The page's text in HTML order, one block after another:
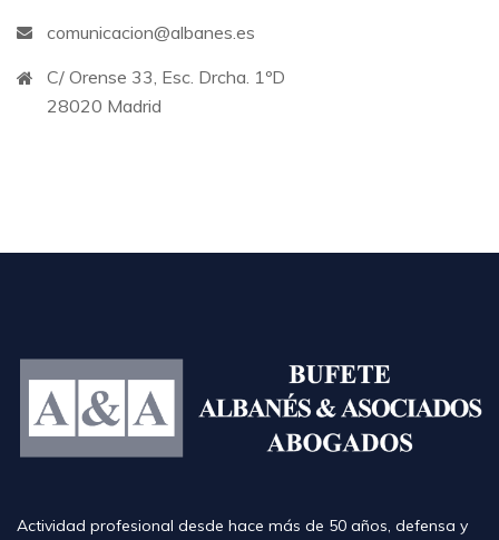
comunicacion@albanes.es
C/ Orense 33, Esc. Drcha. 1ºD
28020 Madrid
Actividad profesional desde hace más de 50 años, defensa y